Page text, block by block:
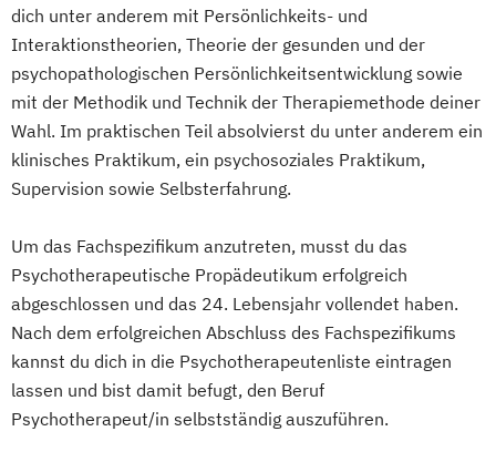
dich unter anderem mit Persönlichkeits- und
Interaktionstheorien, Theorie der gesunden und der
psychopathologischen Persönlichkeitsentwicklung sowie
mit der Methodik und Technik der Therapiemethode deiner
Wahl. Im praktischen Teil absolvierst du unter anderem ein
klinisches Praktikum, ein psychosoziales Praktikum,
Supervision sowie Selbsterfahrung.
Um das Fachspezifikum anzutreten, musst du das
Psychotherapeutische Propädeutikum erfolgreich
abgeschlossen und das 24. Lebensjahr vollendet haben.
Nach dem erfolgreichen Abschluss des Fachspezifikums
kannst du dich in die Psychotherapeutenliste eintragen
lassen und bist damit befugt, den Beruf
Psychotherapeut/in selbstständig auszuführen.